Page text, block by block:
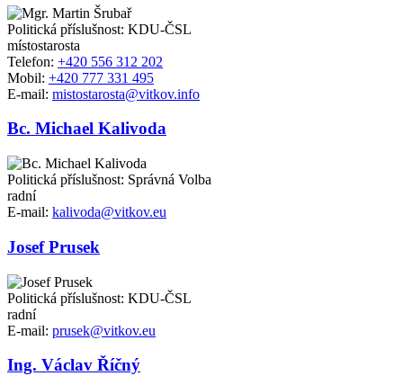
Politická příslušnost: KDU-ČSL
místostarosta
Telefon: +420 556 312 202
Mobil: +420 777 331 495
E-mail: mistostarosta@vitkov.info
Bc. Michael Kalivoda
Politická příslušnost: Správná Volba
radní
E-mail: kalivoda@vitkov.eu
Josef Prusek
Politická příslušnost: KDU-ČSL
radní
E-mail: prusek@vitkov.eu
Ing. Václav Říčný